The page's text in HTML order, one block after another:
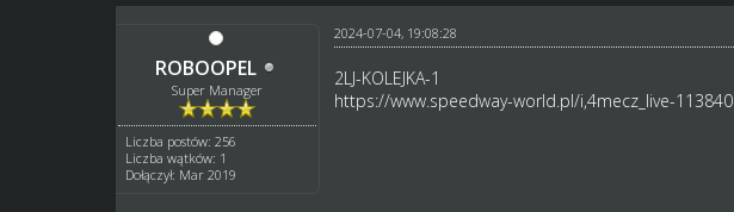
ROBOOPEL
Super Manager
Liczba postów: 256
Liczba wątków: 1
Dołączył: Mar 2019
2024-07-04, 19:08:28
2LJ-KOLEJKA-1
https://www.speedway-world.pl/i,4mecz_live-113840